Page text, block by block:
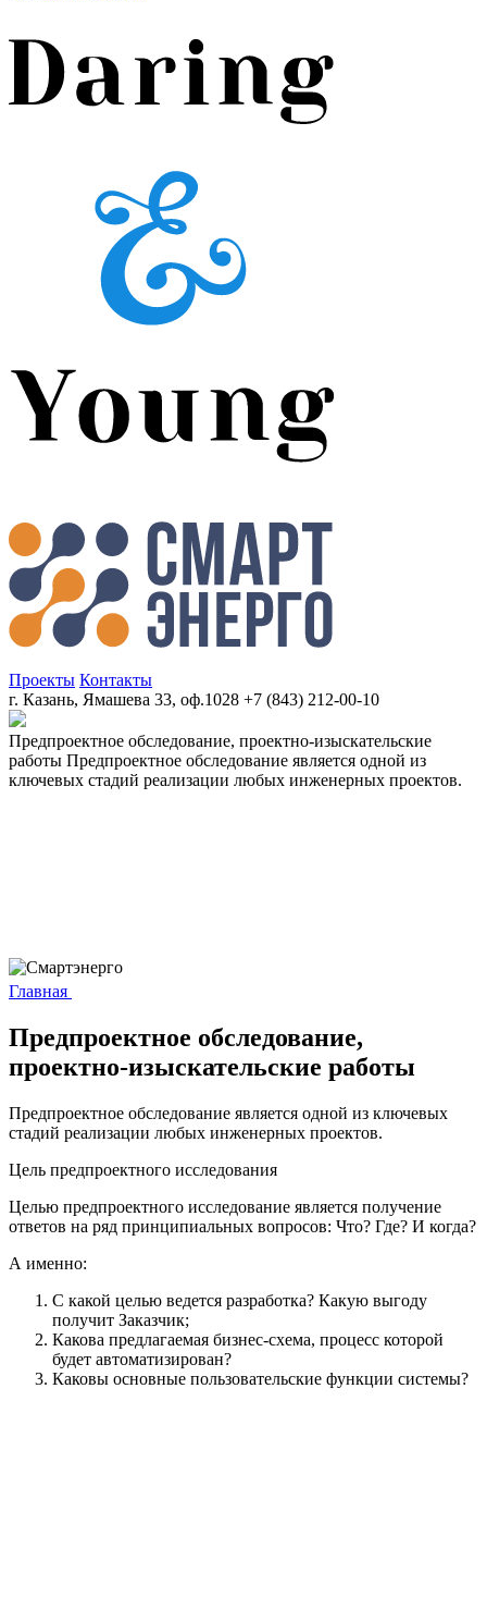
Проекты Контакты
г. Казань, Ямашева 33, оф.1028 +7 (843) 212-00-10
Предпроектное обследование, проектно-изыскательские
работы Предпроектное обследование является одной из
ключевых стадий реализации любых инженерных проектов.
Главная
Предпроектное обследование,
проектно-изыскательские работы
Предпроектное обследование является одной из ключевых
стадий реализации любых инженерных проектов.
Цель предпроектного исследования
Целью предпроектного исследование является получение
ответов на ряд принципиальных вопросов: Что? Где? И когда?
А именно:
С какой целью ведется разработка? Какую выгоду
получит Заказчик;
Какова предлагаемая бизнес-схема, процесс которой
будет автоматизирован?
Каковы основные пользовательские функции системы?